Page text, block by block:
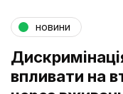
новини
впливати на